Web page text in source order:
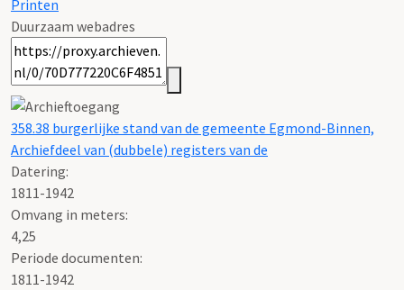
Printen
Duurzaam webadres
358.38 burgerlijke stand van de gemeente Egmond-Binnen,
Archiefdeel van (dubbele) registers van de
Datering:
1811-1942
Omvang in meters:
4,25
Periode documenten:
1811-1942